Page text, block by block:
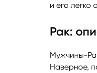
и его легко
Рак:
Мужчины-
Наверное,